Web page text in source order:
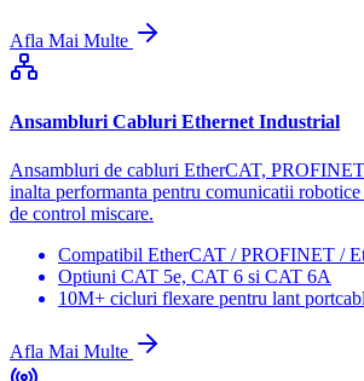
Afla Mai Multe
Ansambluri Cabluri Ethernet Industrial
Ansambluri de cabluri EtherCAT,
inalta performanta pentru comunicatii
de control miscare.
Compatibil EtherCAT / PROFINET /
Optiuni CAT 5e, CAT 6 si CAT 6A
10M+ cicluri flexare pentru lant
Afla Mai Multe